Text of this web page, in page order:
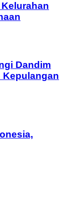
Dandim
Kepulangan